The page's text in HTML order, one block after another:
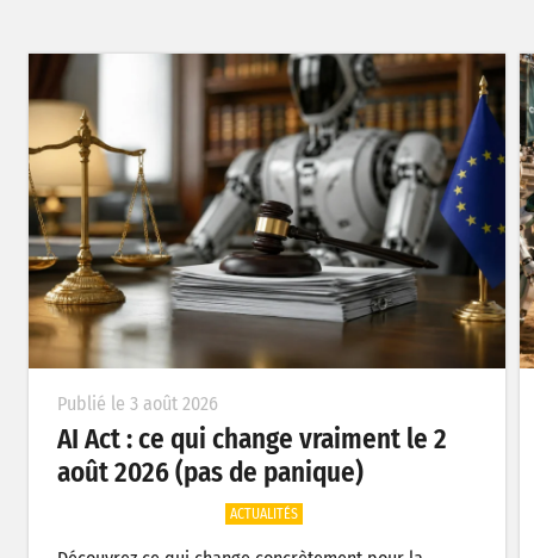
Publié le 3 août 2026
AI Act : ce qui change vraiment le 2
août 2026 (pas de panique)
ACTUALITÉS